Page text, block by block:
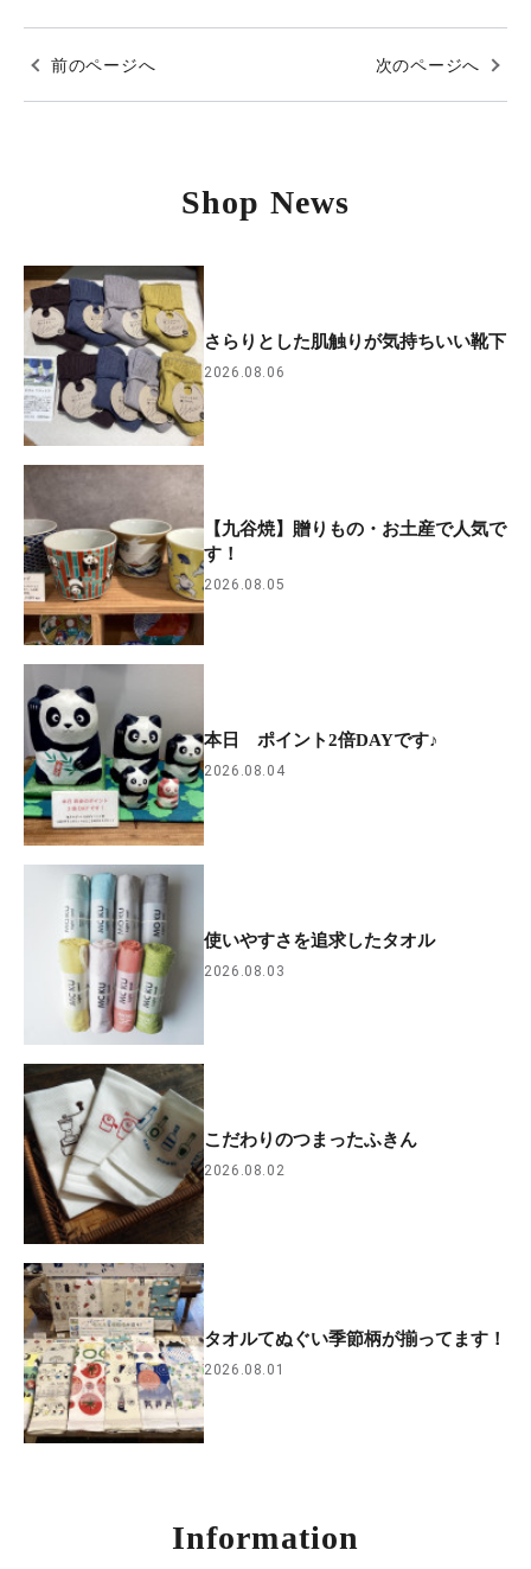
前のページへ 次のページへ
Shop News
さらりとした肌触りが気持ちいい靴下
2026.08.06
【九谷焼】贈りもの・お土産で人気で
す！
2026.08.05
本日 ポイント2倍DAYです♪
2026.08.04
使いやすさを追求したタオル
2026.08.03
こだわりのつまったふきん
2026.08.02
タオルてぬぐい季節柄が揃ってます！
2026.08.01
Information